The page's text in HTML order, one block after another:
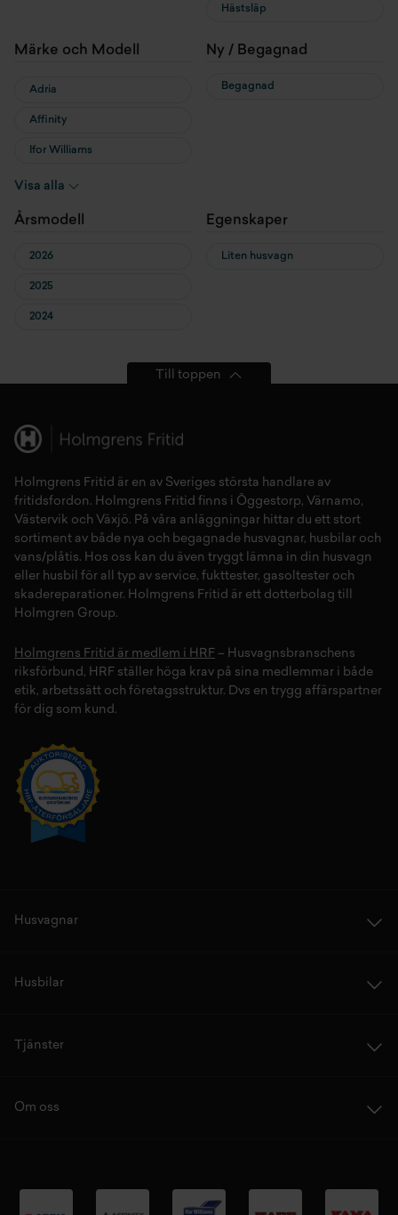
Hästsläp
Märke och Modell
Adria
Affinity
Ifor Williams
KABE
Sun Living
Visa alla
Ny / Begagnad
Begagnad
Årsmodell
2026
2025
2024
Egenskaper
Liten husvagn
Till toppen
Holmgrens Fritid är en av Sveriges största handlare av
fritidsfordon . Holmgrens Fritid finns i Öggestorp, Värnamo,
Västervik och Växjö. På våra anläggningar hittar du ett stort
sortiment av både nya och begagnade husvagnar, husbilar och
vans/plåtis. Hos oss kan du även tryggt lämna in din husvagn
eller husbil för all typ av service, fukttester, gasoltester och
skadereparationer. Holmgrens Fritid är ett dotterbolag till
Holmgren Group.
Holmgrens Fritid är medlem i HRF – Husvagnsbranschens
riksförbund, HRF ställer höga krav på sina medlemmar i både
etik, arbetssätt och företagsstruktur. Dvs en trygg affärspartner
för dig som kund.
Husvagnar
Husbilar
Tjänster
Om oss